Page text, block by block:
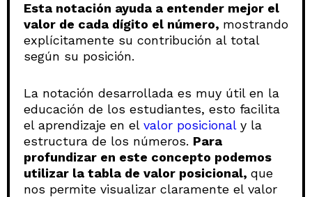
Esta notación ayuda a entender mejor el
valor de cada dígito el número, mostrando
explícitamente su contribución al total
según su posición.
La notación desarrollada es muy útil en la
educación de los estudiantes, esto facilita
el aprendizaje en el valor posicionaly la
estructura de los números. Para
profundizar en este concepto podemos
utilizar la tabla de valor posicional, que
nos permite visualizar claramente el valor